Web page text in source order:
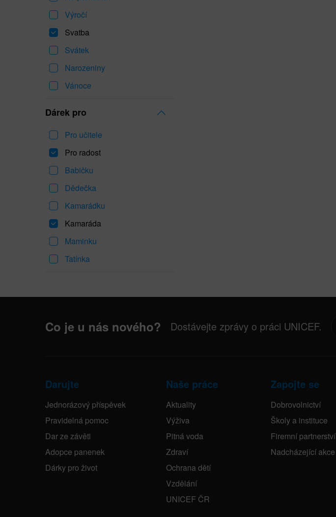
Výročí
Svatba
Svátek
Narozeniny
Vánoce
Dárek pro
Pro učitele
Pro radost
Babičku
Dědečka
Kamarádku
Kamaráda
Maminku
Tatínka
Co je u nás nového? Dostávejte zprávy o práci UNICEF.
Darujte
Jednorázový příspěvek
Pravidelná pomoc
Dar ze závěti
Adopce panenek
Dárky pro život
Naše práce
Aktuality
Výživa
Pitná voda
Zdraví
Ochrana dětí
Vzdělání
UNICEF ČR
Zapojte se
Dobrovolnictví
Školy a instituce
Firemní partnerství
Nadcházející akce